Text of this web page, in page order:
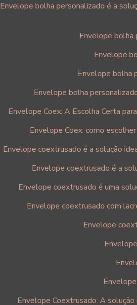
Envelope bolha personalizado é a
Envelope bolha
Envelope
Envelope bolha
Envelope bolha
Envelope Coex: A Escolha Certa
Envelope Coex: como
Envelope coextrusado é a solução
Envelope coextrusado é a
Envelope coextrusado é uma
Envelope coextrusado com
Envelope
Envelope Coextrusado: A